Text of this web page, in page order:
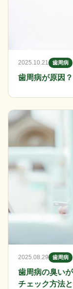
2025.10.21 歯周病
歯周病が原因
2025.08.29 歯周病
歯周病の臭い
チェック方法